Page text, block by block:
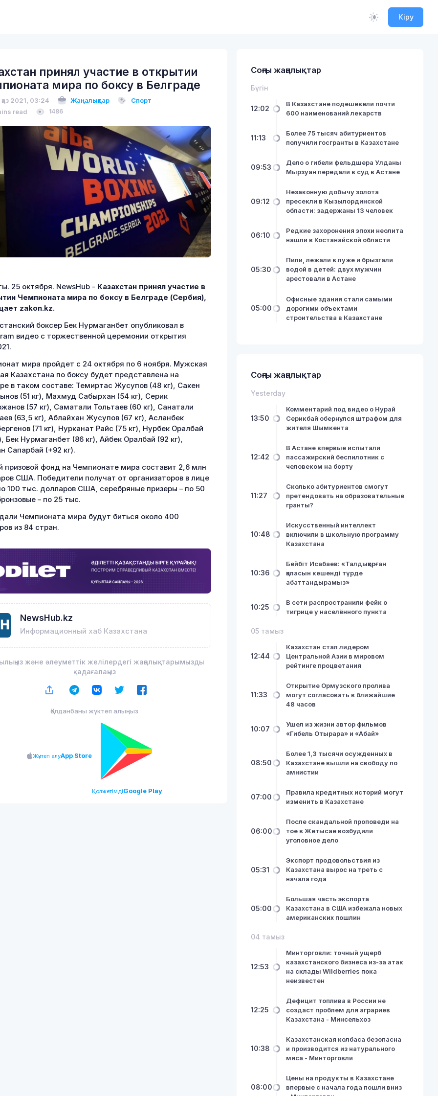
Кіру
принял участие в открытии
мира по боксу в Белграде
2021, 03:24 Жаңалықтар
Спорт
read
1486
25 октября. NewsHub - Казахстан принял участие в
Чемпионата мира по боксу в Белграде (Сербия),
zakon.kz.
боксер Бек Нурмаганбет опубликовал в
видео с торжественной церемонии открытия
мира пройдет с 24 октября по 6 ноября. Мужская
Казахстана по боксу будет представлена на
в таком составе: Темиртас Жусупов (48 кг), Сакен
(51 кг), Махмуд Сабырхан (54 кг), Серик
(57 кг), Саматали Тольтаев (60 кг), Санатали
(63,5 кг), Аблайхан Жусупов (67 кг), Асланбек
(71 кг), Нурканат Райс (75 кг), Нурбек Оралбай
Бек Нурмаганбет (86 кг), Айбек Оралбай (92 кг),
Сапарбай (+92 кг).
призовой фонд на Чемпионате мира составит 2,6 млн
США. Победители получат от организаторов в лице
100 тыс. долларов США, серебряные призеры – по 50
– по 25 тыс.
Чемпионата мира будут биться около 400
из 84 стран.
NewsHub.kz
Информационный хаб Казахстана
және әлеуметтік желілердегі жаңалықтарымызды
қадағалаңыз
Қолданбаны жүктеп алыңыз
Жүктеп алуApp Store
ҚолжетімдіGoogle Play
Соңғы жаңалықтар
Бүгін
12:02
В Казахстане подешевели почти
600 наименований лекарств
11:13
Более 75 тысяч абитуриентов
получили госгранты в Казахстане
09:53
Дело о гибели фельдшера Улданы
Мырзуан передали в суд в Астане
09:12
Незаконную добычу золота
пресекли в Кызылординской
области: задержаны 13 человек
06:10
Редкие захоронения эпохи неолита
нашли в Костанайской области
05:30
Пили, лежали в луже и брызгали
водой в детей: двух мужчин
арестовали в Астане
05:00
Офисные здания стали самыми
дорогими объектами
строительства в Казахстане
Соңғы жаңалықтар
Yesterday
13:50
Комментарий под видео о Нурай
Серикбай обернулся штрафом для
жителя Шымкента
12:42
В Астане впервые испытали
пассажирский беспилотник с
человеком на борту
11:27
Сколько абитуриентов смогут
претендовать на образовательные
гранты?
10:48
Искусственный интеллект
включили в школьную программу
Казахстана
10:36
Бейбіт Исабаев: «Талдықорған
қаласын кешенді түрде
абаттандырамыз»
10:25
В сети распространили фейк о
тигрице у населённого пункта
05 тамыз
12:44
Казахстан стал лидером
Центральной Азии в мировом
рейтинге процветания
11:33
Открытие Ормузского пролива
могут согласовать в ближайшие
48 часов
10:07
Ушел из жизни автор фильмов
«Гибель Отырара» и «Абай»
08:50
Более 1,3 тысячи осужденных в
Казахстане вышли на свободу по
амнистии
07:00
Правила кредитных историй могут
изменить в Казахстане
06:00
После скандальной проповеди на
тое в Жетысае возбудили
уголовное дело
05:31
Экспорт продовольствия из
Казахстана вырос на треть с
начала года
05:00
Большая часть экспорта
Казахстана в США избежала новых
американских пошлин
04 тамыз
12:53
Минторговли: точный ущерб
казахстанского бизнеса из-за атак
на склады Wildberries пока
неизвестен
12:25
Дефицит топлива в России не
создаст проблем для аграриев
Казахстана - Минсельхоз
10:38
Казахстанская колбаса безопасна
и производится из натурального
мяса - Минторговли
08:00
Цены на продукты в Казахстане
впервые с начала года пошли вниз